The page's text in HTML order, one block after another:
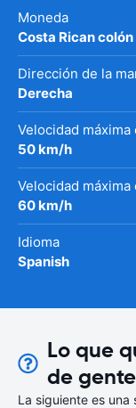
Moneda
Costa Rican colón
Dirección de la
Derecha
Velocidad máxima
50 km/h
Velocidad
60 km/h
Idioma
Spanish
Lo que
de gente
La siguiente es